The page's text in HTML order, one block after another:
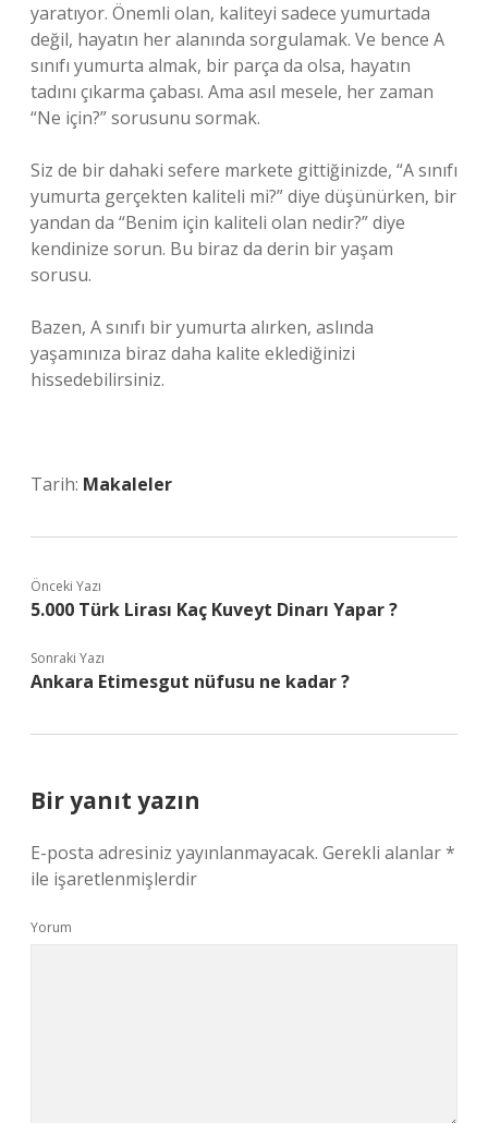
yaratıyor. Önemli olan, kaliteyi sadece yumurtada
değil, hayatın her alanında sorgulamak. Ve bence A
sınıfı yumurta almak, bir parça da olsa, hayatın
tadını çıkarma çabası. Ama asıl mesele, her zaman
“Ne için?” sorusunu sormak.
Siz de bir dahaki sefere markete gittiğinizde, “A sınıfı
yumurta gerçekten kaliteli mi?” diye düşünürken, bir
yandan da “Benim için kaliteli olan nedir?” diye
kendinize sorun. Bu biraz da derin bir yaşam
sorusu.
Bazen, A sınıfı bir yumurta alırken, aslında
yaşamınıza biraz daha kalite eklediğinizi
hissedebilirsiniz.
Tarih: Makaleler
Önceki Yazı
5.000 Türk Lirası Kaç Kuveyt Dinarı Yapar ?
Sonraki Yazı
Ankara Etimesgut nüfusu ne kadar ?
Bir yanıt yazın
E-posta adresiniz yayınlanmayacak. Gerekli alanlar*
ile işaretlenmişlerdir
Yorum